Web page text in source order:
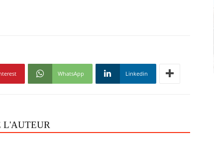
WhatsApp Linkedin
L'AUTEUR